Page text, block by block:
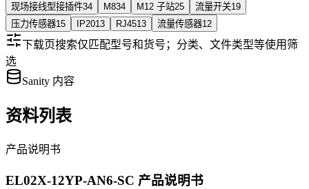
现场接线型接插件34 M834 M12 子站25 流量开关19
压力传感器15 IP2013 RJ4513 流量传感器12
下载页搜索仅匹配型号和货号；分类、文件类型等使用筛
选
Sanity 内容
资料列表
产品说明书
EL02X-12YP-AN6-SC 产品说明书